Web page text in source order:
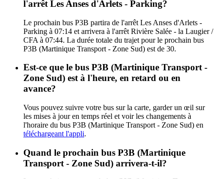
l'arrêt Les Anses d'Arlets - Parking?
Le prochain bus P3B partira de l'arrêt Les Anses d'Arlets -
Parking à 07:14 et arrivera à l'arrêt Rivière Salée - la Laugier /
CFA à 07:44. La durée totale du trajet pour le prochain bus
P3B (Martinique Transport - Zone Sud) est de 30.
Est-ce que le bus P3B (Martinique Transport -
Zone Sud) est à l'heure, en retard ou en
avance?
Vous pouvez suivre votre bus sur la carte, garder un œil sur
les mises à jour en temps réel et voir les changements à
l'horaire du bus P3B (Martinique Transport - Zone Sud) en
téléchargeant l'appli.
Quand le prochain bus P3B (Martinique
Transport - Zone Sud) arrivera-t-il?